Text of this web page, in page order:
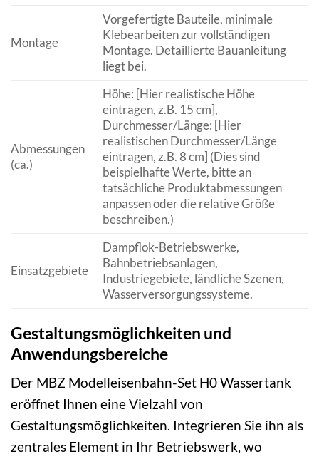
Montage
Vorgefertigte Bauteile, minimale
Klebearbeiten zur vollständigen
Montage. Detaillierte Bauanleitung
liegt bei.
Abmessungen
(ca.)
Höhe: [Hier realistische Höhe
eintragen, z.B. 15 cm],
Durchmesser/Länge: [Hier
realistischen Durchmesser/Länge
eintragen, z.B. 8 cm] (Dies sind
beispielhafte Werte, bitte an
tatsächliche Produktabmessungen
anpassen oder die relative Größe
beschreiben.)
Einsatzgebiete
Dampflok-Betriebswerke,
Bahnbetriebsanlagen,
Industriegebiete, ländliche Szenen,
Wasserversorgungssysteme.
Gestaltungsmöglichkeiten und
Anwendungsbereiche
Der MBZ Modelleisenbahn-Set H0 Wassertank
eröffnet Ihnen eine Vielzahl von
Gestaltungsmöglichkeiten. Integrieren Sie ihn als
zentrales Element in Ihr Betriebswerk, wo